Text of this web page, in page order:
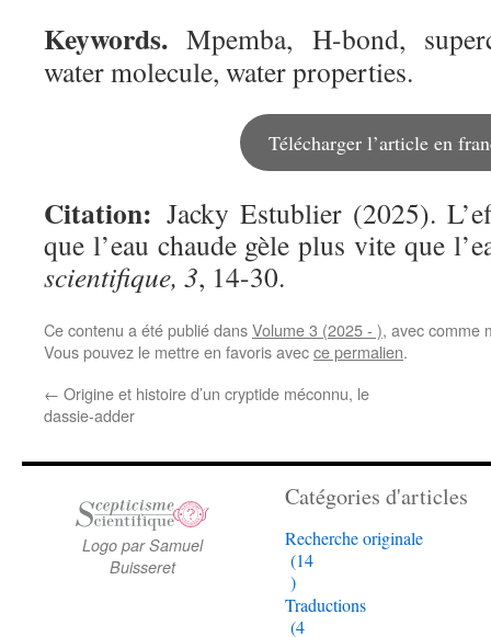
Keywords. Mpemba, H-bond,
water molecule, water properties.
Télécharger l’article en
Citation: Jacky Estublier (2025).
que l’eau chaude gèle plus vite que
scientifique, 3, 14-30.
Ce contenu a été publié dansVolume 3 (2025 - ), avec comme
Vous pouvez le mettre en favoris avecce permalien.
← Origine et histoire d’un cryptide méconnu, le
dassie-adder
Logo par Samuel
Buisseret
Catégories d'articles
Recherche originale
(14
)
Traductions
(4